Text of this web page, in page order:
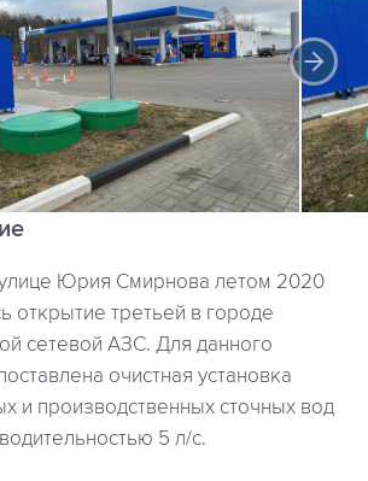
Юрия Смирнова летом 2020
открытие третьей в городе
сетевой АЗС. Для данного
очистная установка
и производственных сточных вод
5 л/с.